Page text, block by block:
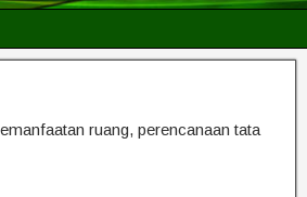
ruang, perencanaan tata